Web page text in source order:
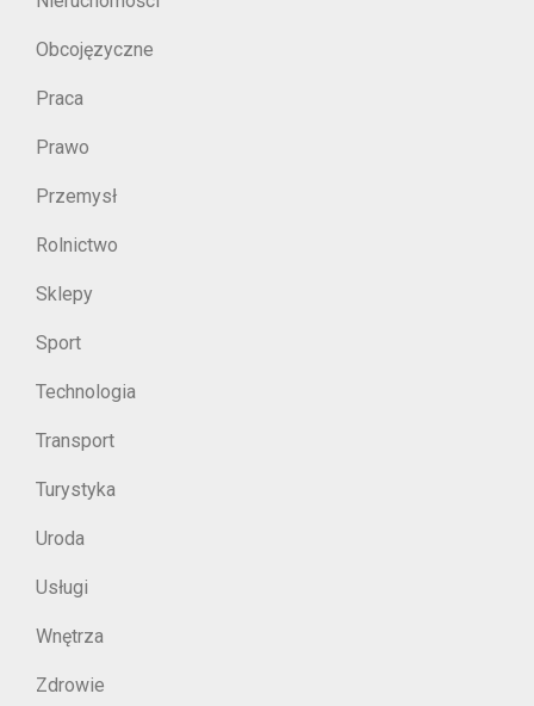
Obcojęzyczne
Praca
Prawo
Przemysł
Rolnictwo
Sklepy
Sport
Technologia
Transport
Turystyka
Uroda
Usługi
Wnętrza
Zdrowie